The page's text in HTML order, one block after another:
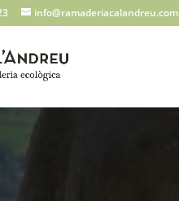
info@ramaderiacalandreu.com